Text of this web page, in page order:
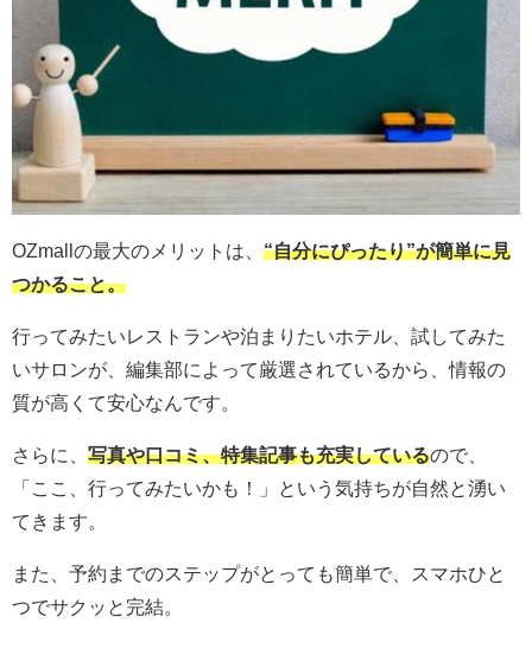
OZmallの最大のメリットは、 “自分にぴったり”が簡単に見
つかること。
行ってみたいレストランや泊まりたいホテル、試してみた
いサロンが、編集部によって厳選されているから、情報の
質が高くて安心なんです。
さらに、 写真や口コミ、特集記事も充実しているので、
「ここ、行ってみたいかも！」という気持ちが自然と湧い
てきます。
また、予約までのステップがとっても簡単で、スマホひと
つでサクッと完結。